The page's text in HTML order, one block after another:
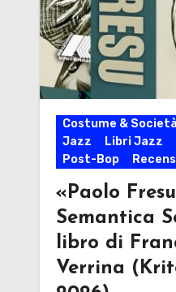
Costume & Società
Jazz
Libri Jazz
Post-Bop
«Paolo
Semantica
libro di
Verrina